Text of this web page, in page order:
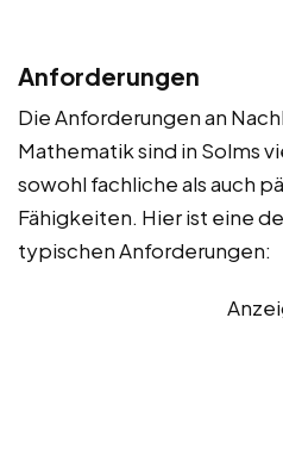
Anforderungen
Die Anforderungen an
Mathematik sind in Solms
sowohl fachliche als auch
Fähigkeiten. Hier ist eine
typischen Anforderungen: